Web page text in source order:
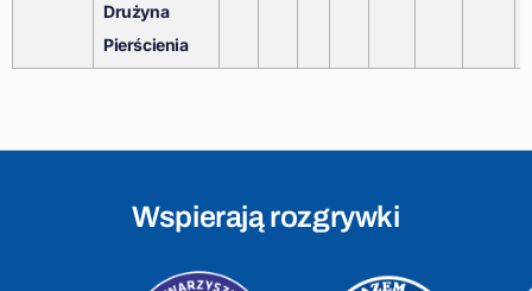
Drużyna
Pierścienia
Wspierają rozgrywki